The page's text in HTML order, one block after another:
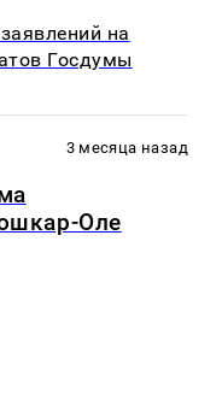
на
Госдумы
3 месяца назад
Оле